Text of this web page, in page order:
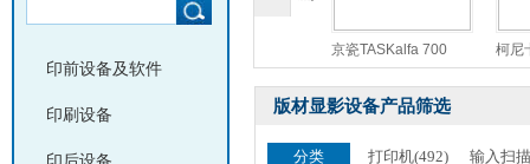
印前设备及软件
印刷设备
京瓷TASKalfa 700 柯尼
版材显影设备产品筛选
分类 打印机(492)
输入扫